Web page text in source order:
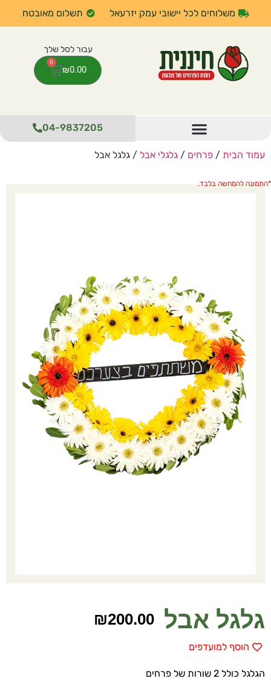
משלוחים לכל יישובי עמק יזרעאל תשלום מאובטח
₪0.00
0
04-9837205
עמוד הבית/ פרחים / גלגלי אבל / גלגל אבל
גלגל אבל ₪200.00
הוסף למועדפים
הגלגל כולל 2 שורות של פרחים
*התמונה להמחשה בלבד.